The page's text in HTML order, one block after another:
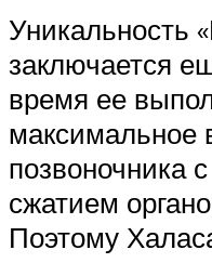
Уникальность
заключается
время ее
максимальное
позвоночника
сжатием
Поэтому